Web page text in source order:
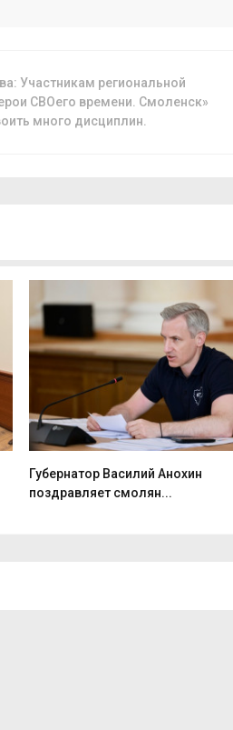
Участникам региональной
СВОего времени. Смоленск»
много дисциплин.
Губернатор Василий Анохин
поздравляет смолян...